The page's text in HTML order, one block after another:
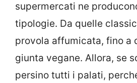
supermercati ne
tipologie. Da quelle
provola affumicata, fino a
giunta vegane. Allora, se
persino tutti i palati,